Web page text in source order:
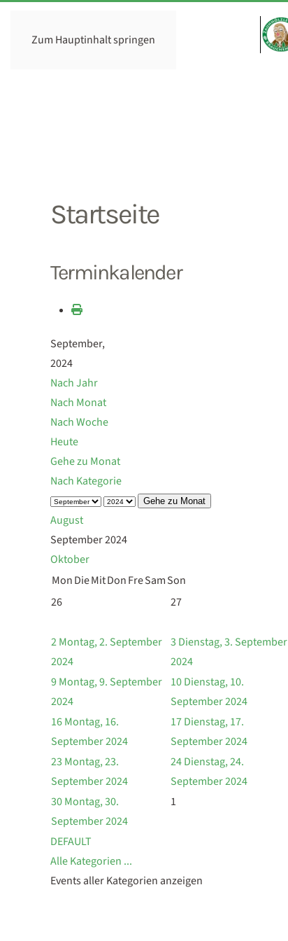
Zum Hauptinhalt springen
Startseite
Terminkalender
September,
2024
Nach Jahr
Nach Monat
Nach Woche
Heute
Gehe zu Monat
Nach Kategorie
Gehe zu Monat
August
September 2024
Oktober
MonDieMitDonFreSamSon
26
27
2Montag, 2. September
2024
3 Dienstag, 3. September
2024
9Montag, 9. September
2024
10Dienstag, 10.
September 2024
16Montag, 16.
September 2024
17Dienstag, 17.
September 2024
23 Montag, 23.
September 2024
24Dienstag, 24.
September 2024
30Montag, 30.
September 2024
1
DEFAULT
Alle Kategorien ...
Events aller Kategorien anzeigen